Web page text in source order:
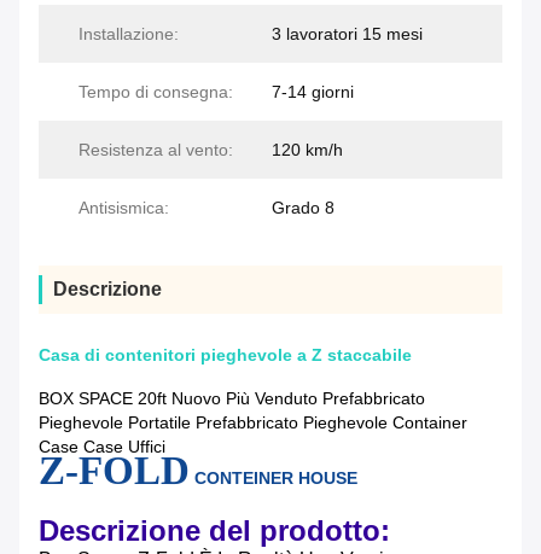
Installazione: 3 lavoratori 15 mesi
Tempo di consegna: 7-14 giorni
Resistenza al vento: 120 km/h
Antisismica: Grado 8
Descrizione
Casa di contenitori pieghevole a Z staccabile
BOX SPACE 20ft Nuovo Più Venduto Prefabbricato
Pieghevole Portatile Prefabbricato Pieghevole Container
Case Case Uffici
Z-FOLD CONTEINER HOUSE
Descrizione del prodotto: